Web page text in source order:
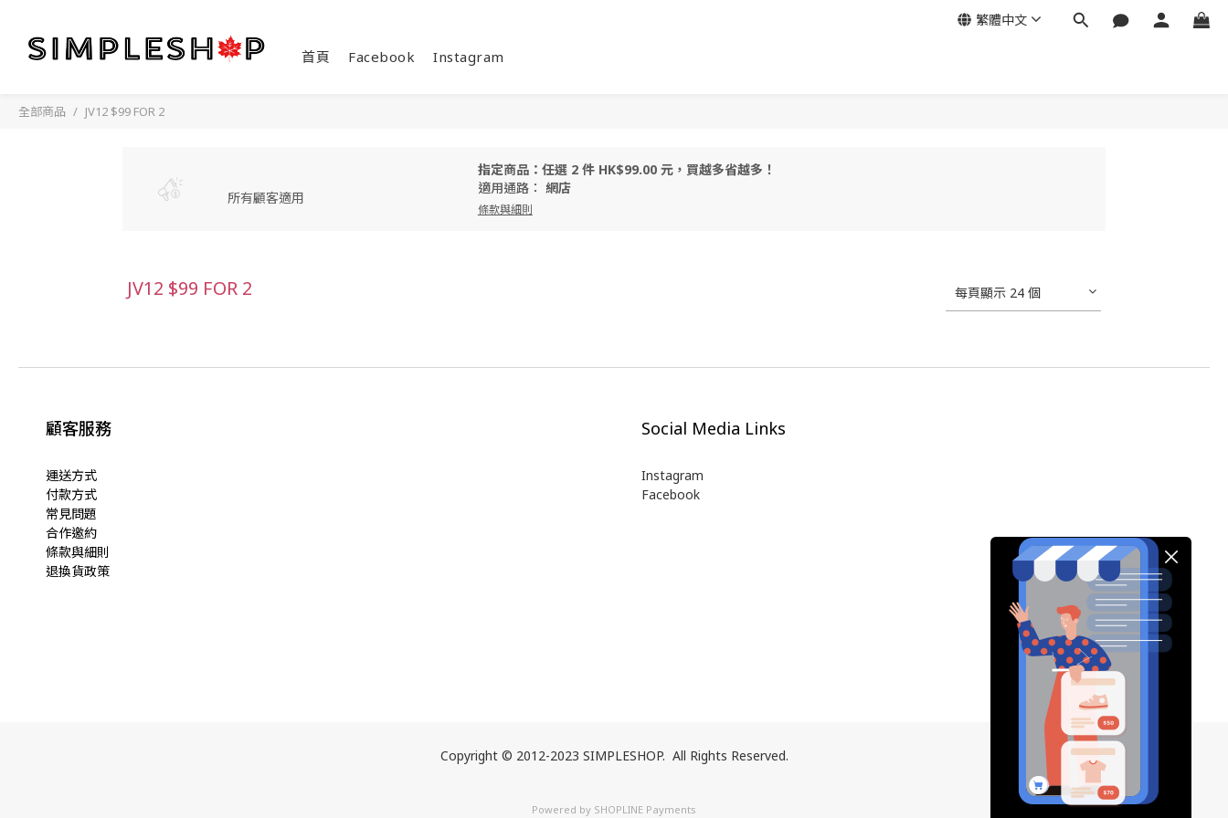
首頁 Facebook Instagram
繁體中文
全部商品 JV12 $99 FOR 2
所有顧客適用
指定商品：任選 2 件 HK$99.00 元，買越多省越多！
適用通路： 網店
條款與細則
JV12 $99 FOR 2 每頁顯示 24 個
顧客服務
運送方式
付款方式
常見問題
合作邀約
條款與細則
退換貨政策
Social Media Links
Instagram
Facebook
Copyright © 2012-2023 SIMPLESHOP. All Rights Reserved.
Powered by SHOPLINE Payments